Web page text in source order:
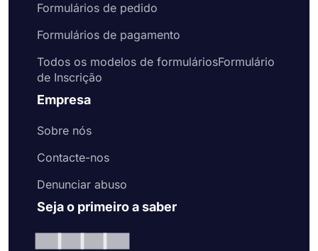
Formulários de pedido
Formulários de pagamento
Todos os modelos de formuláriosFormulário
de Inscrição
Empresa
Sobre nós
Contacte-nos
Denunciar abuso
Seja o primeiro a saber